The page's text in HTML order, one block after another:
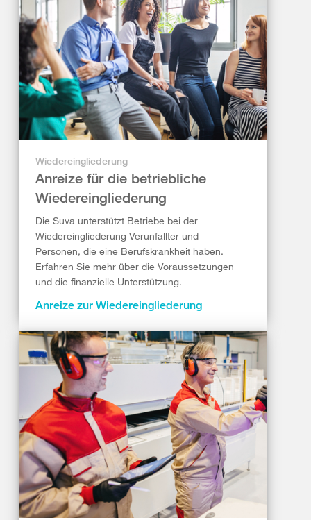
Wiedereingliederung
Anreize für die betriebliche
Wiedereingliederung
Die Suva unterstützt Betriebe bei der
Wiedereingliederung Verunfallter und
Personen, die eine Berufskrankheit haben.
Erfahren Sie mehr über die Voraussetzungen
und die finanzielle Unterstützung.
Anreize zur Wiedereingliederung